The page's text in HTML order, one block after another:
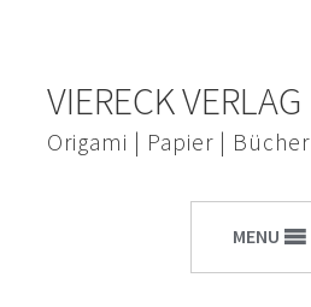
Navigation
springen
Inhalt
springen
VIERECK VERLAG
Origami | Papier | Bücher
MENU